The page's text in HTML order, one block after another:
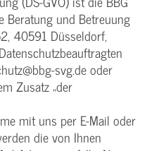
Beratung und Betreuung
40591 Düsseldorf,
svg.de oder
Zusatz „der
mit uns per E-Mail oder
die von Ihnen